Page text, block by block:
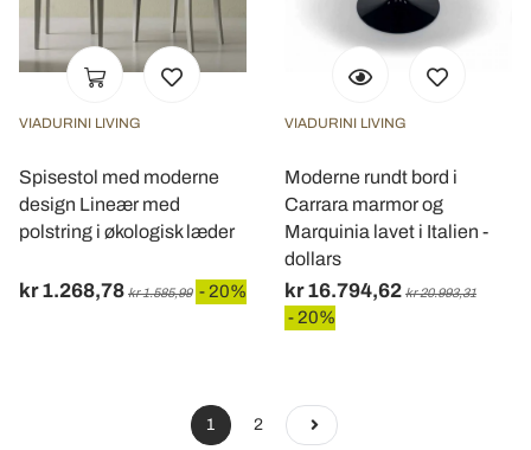
VIADURINI LIVING
Spisestol med moderne
design Lineær med
polstring i økologisk læder
kr 1.268,78 kr 1.585,99 - 20%
VIADURINI LIVING
Moderne rundt bord i
Carrara marmor og
Marquinia lavet i Italien -
dollars
kr 16.794,62 kr 20.993,31
- 20%
1 2